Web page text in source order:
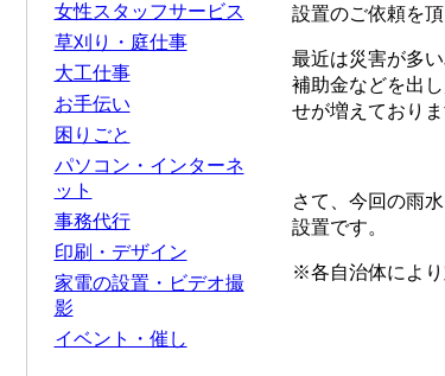
設置のご依頼を頂
最近は災害が多
補助金などを出
せが増えておりま
さて、今回の雨
設置です。
※各自治体により
女性スタッフサービス
草刈り・庭仕事
大工仕事
お手伝い
困りごと
パソコン・インターネ
ット
事務代行
印刷・デザイン
家電の設置・ビデオ撮
影
イベント・催し